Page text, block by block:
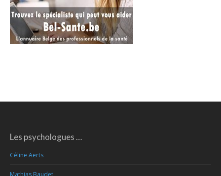
Les psychologues …
Céline Aerts